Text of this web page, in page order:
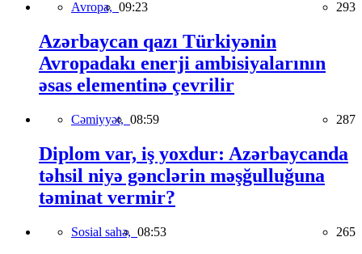
Avropa, 09:23 293
Azərbaycan qazı Türkiyənin
Avropadakı enerji ambisiyalarının
əsas elementinə çevrilir
Cəmiyyət, 08:59 287
Diplom var, iş yoxdur: Azərbaycanda
təhsil niyə gənclərin məşğulluğuna
təminat vermir?
Sosial sahə, 08:53 265